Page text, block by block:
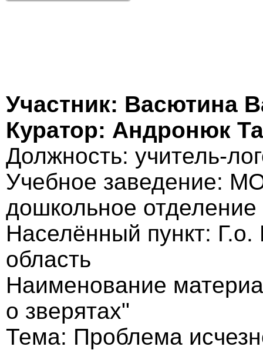
Участник: Васютина
Куратор: Андронюк
Должность: учитель-
Учебное заведение:
дошкольное отделение
Населённый пункт:
область
Наименование
о зверятах"
Тема: Проблема